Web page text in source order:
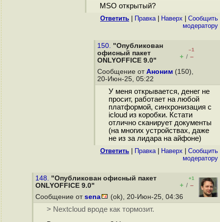
MSO открытый?
Ответить Правка| Наверх
Cообщить
модератору
150. "Опубликован
офисный пакет
ONLYOFFICE 9.0"
–1
+ / –
Сообщение от Аноним (150),
20-Июн-25, 05:22
У меня открывается, денег не
просит, работает на любой
платформой, синхронизация с
icloud из коробки. Кстати
отлично сканирует документы
(на многих устройствах, даже
не из за лидара на айфоне)
Ответить Правка| Наверх
Cообщить
модератору
148. "Опубликован офисный пакет
ONLYOFFICE 9.0"
+1
+ / –
Сообщение от sena (ok), 20-Июн-25, 04:36
> Nextcloud вроде как тормозит.